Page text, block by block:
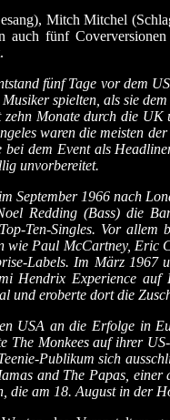
Mitch Mitchel
auch fünf
fünf Tage vor dem
spielten, als sie
zehn Monate durch die
waren die meisten
bei dem Event als
unvorbereitet.
September 1966 nach
Redding (Bass) die
Ten-Singles. Vor allem
wie Paul McCartney, Eric
Labels. Im März 1967
Hendrix Experience
und eroberte dort die
USA an die Erfolge in
The Monkees auf ihrer
Publikum sich
and The Papas, einer
die am 18. August in der